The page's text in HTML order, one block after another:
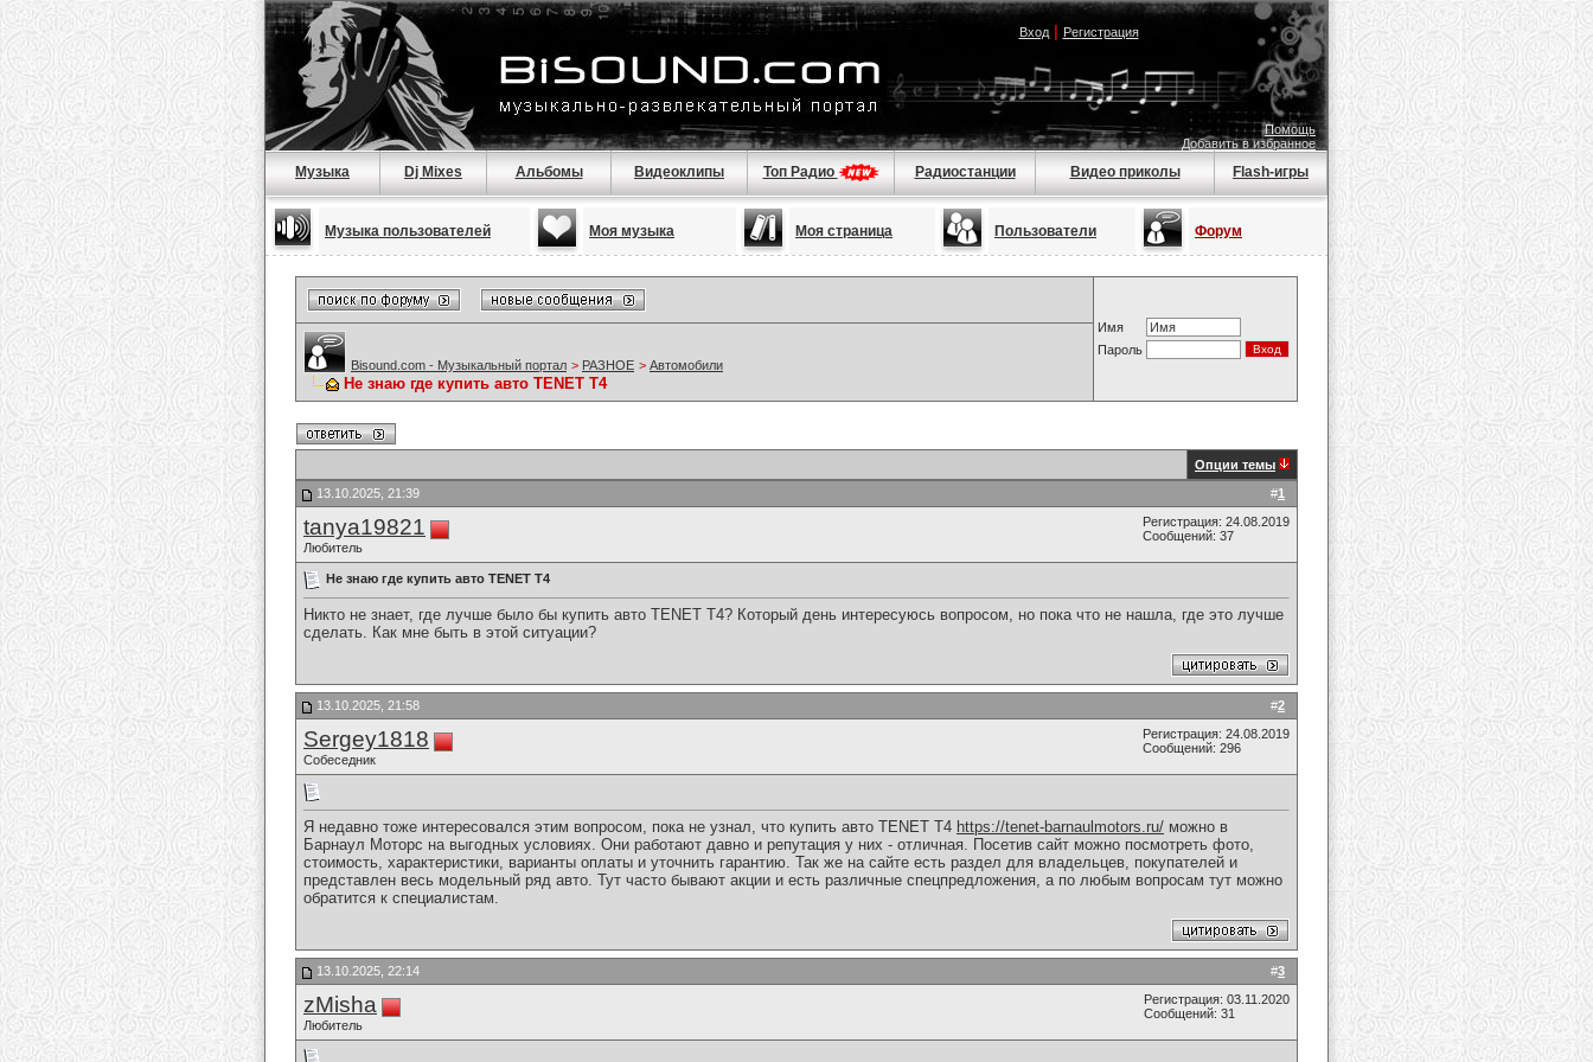
Вход| Регистрация
Помощь
Добавить в избранное
Музыка Dj Mixes Альбомы Видеоклипы Топ Радио Радиостанции Видео приколы Flash-игры
Музыка пользователей Моя музыка Моя страница Пользователи Форум
Имя
Пароль
Bisound.com - Музыкальный портал > РАЗНОЕ > Автомобили
Не знаю где купить авто TENET T4
Опции темы
#1
13.10.2025, 21:39
tanya19821
Любитель
Регистрация: 24.08.2019
Сообщений: 37
Не знаю где купить авто TENET T4
Никто не знает, где лучше было бы купить авто TENET T4? Который день интересуюсь вопросом, но пока что не нашла, где это лучше
сделать. Как мне быть в этой ситуации?
#2
13.10.2025, 21:58
Sergey1818
Собеседник
Регистрация: 24.08.2019
Сообщений: 296
Я недавно тоже интересовался этим вопросом, пока не узнал, что купить авто TENET T4 https://tenet-barnaulmotors.ru/ можно в
Барнаул Моторс на выгодных условиях. Они работают давно и репутация у них - отличная. Посетив сайт можно посмотреть фото,
стоимость, характеристики, варианты оплаты и уточнить гарантию. Так же на сайте есть раздел для владельцев, покупателей и
представлен весь модельный ряд авто. Тут часто бывают акции и есть различные спецпредложения, а по любым вопросам тут можно
обратится к специалистам.
#3
13.10.2025, 22:14
zMisha
Любитель
Регистрация: 03.11.2020
Сообщений: 31